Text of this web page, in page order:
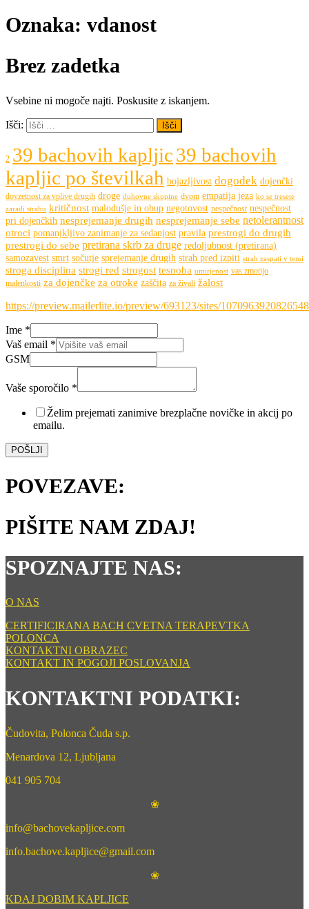
Oznaka: vdanost
Brez zadetka
Vsebine ni mogoče najti. Poskusite z iskanjem.
Išči:
2 39 bachovih kapljic39 bachovih
kapljic po številkah bojazljivost dogodek dojenčki
dovzetnost za vplive drugih droge duhovne skupine dvom empatija jeza ko se tresete
zaradi strahu kritičnost malodušje in obup negotovost nespečnost nespečnost
pri dojenčkih nesprejemanje drugih nesprejemanje sebe netolerantnost
otroci pomanjkljivo zanimanje za sedanjost pravila prestrogi do drugih
prestrogi do sebe pretirana skrb za druge redoljubnost (pretirana)
samozavest smrt sočutje sprejemanje drugih strah pred izpiti strah zaspati v temi
stroga disciplina strogi red strogost tesnoba umirjenost vas zmotijo
malenkosti za dojenčke za otroke zaščita za živali žalost
https://preview.mailerlite.io/preview/693123/sites/
Ime *
Vaš email *
GSM
Vaše sporočilo *
Želim prejemati zanimive brezplačne novičke in akcij po
emailu.
POŠLJI
POVEZAVE:
PIŠITE NAM ZDAJ!
SPOZNAJTE NAS:
O NAS
CERTIFICIRANA BACH CVETNA TERAPEVTKA
POLONCA
KONTAKTNI OBRAZEC
KONTAKT IN POGOJI POSLOVANJA
KONTAKTNI PODATKI:
Čudovita, Polonca Čuda s.p.
Menardova 12, Ljubljana
041 905 704
❀
info@bachovekapljice.com
info.bachove.kapljice@gmail.com
❀
KDAJ DOBIM KAPLJICE